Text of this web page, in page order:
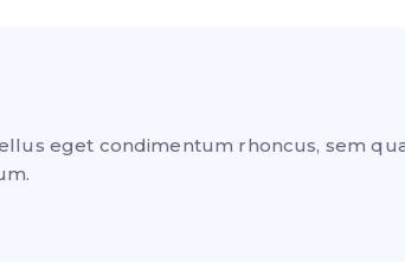
eget condimentum rhoncus, sem